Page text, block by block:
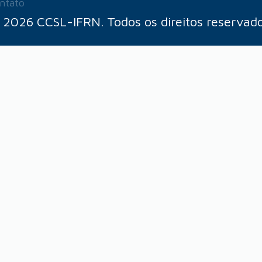
CCSL-IFRN. Todos os direitos